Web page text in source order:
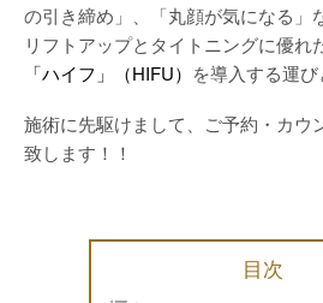
の引き締め」、「丸顔が気になる」
リフトアップとタイトニングに優れ
「ハイフ」（HIFU） を導入する運び
施術に先駆けまして、ご予約・カウ
致します！！
目次